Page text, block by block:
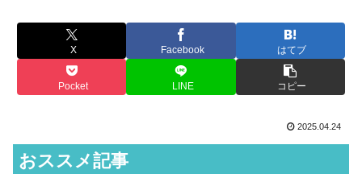
X Facebook はてブ
Pocket LINE コピー
2025.04.24
おススメ記事